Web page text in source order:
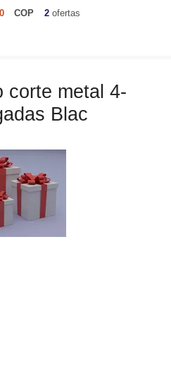
COP 2 ofertas
corte metal 4-
Blac